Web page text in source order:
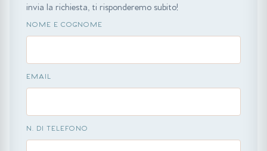
invia la richiesta, ti risponderemo subito!
NOME E COGNOME
EMAIL
N. DI TELEFONO